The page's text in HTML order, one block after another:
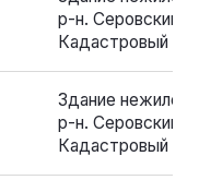
р-н. Серовский,
Кадастровый
Здание нежилое
р-н. Серовский,
Кадастровый